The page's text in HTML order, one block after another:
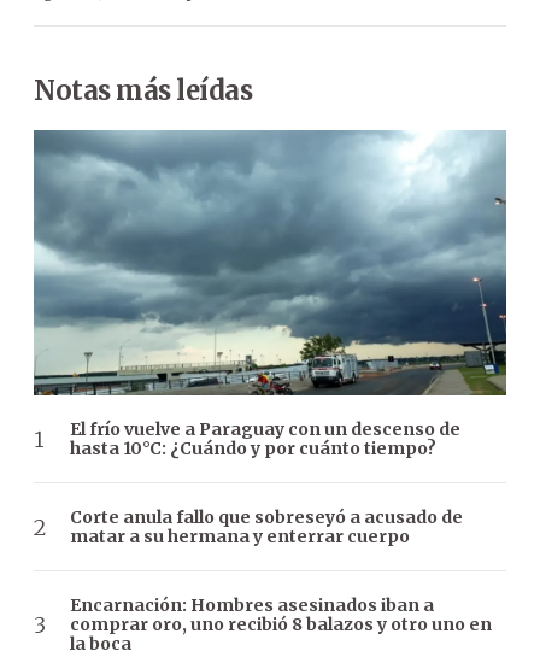
Notas más leídas
El frío vuelve a Paraguay con un descenso de
hasta 10°C: ¿Cuándo y por cuánto tiempo?
Corte anula fallo que sobreseyó a acusado de
matar a su hermana y enterrar cuerpo
Encarnación: Hombres asesinados iban a
comprar oro, uno recibió 8 balazos y otro uno en
la boca